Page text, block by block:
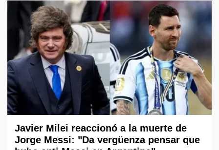
Javier Milei reaccionó a la muerte de
Jorge Messi: "Da vergüenza pensar que